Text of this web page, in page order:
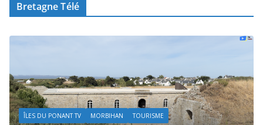
Bretagne Télé
ÎLES DU PONANT TV MORBIHAN TOURISME